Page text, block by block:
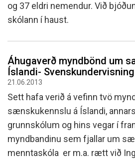
og 37 eldri nemendur. Við
skólann í haust.
Áhugaverð myndbönd um
Íslandi- Svenskundervisning
21.06.2013
Sett hafa verið á vefinn tvö
sænskukennslu á Íslandi,
grunnskólum og hins vegar í
myndbandinu sem fjallar um
menntaskóla er m.a. rætt við